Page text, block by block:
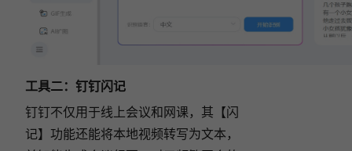
工具二： 钉钉闪记
钉钉不仅用于线上会议和网课，其【闪
记】功能还能将本地视频转写为文本，